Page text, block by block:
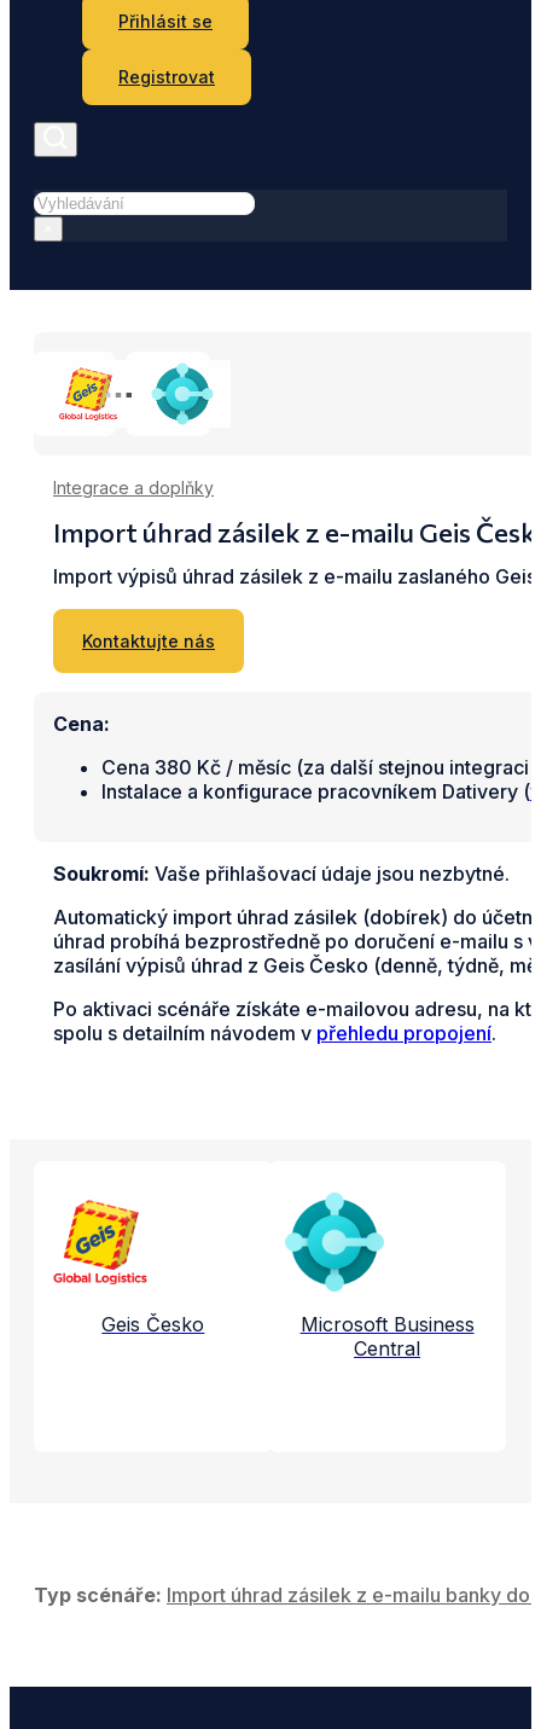
Přihlásit se
Registrovat
Hledat
Integrace a doplňky
Import úhrad zásilek z e-mailu Geis
Import výpisů úhrad zásilek z e-mailu zaslaného
Kontaktujte nás
Cena:
Cena 380 Kč / měsíc (za další stejnou integraci
Instalace a konfigurace pracovníkem Dativery (
Soukromí: Vaše přihlašovací údaje jsou nezbytné.
Automatický import úhrad zásilek (dobírek) do
úhrad probíhá bezprostředně po doručení e-mailu s
zasílání výpisů úhrad z Geis Česko (denně, týdně,
Po aktivaci scénáře získáte e-mailovou adresu, na
spolu s detailním návodem v přehledu propojení.
Propojené aplikace a služby
Geis Česko
Microsoft Business
Central
Typ scénáře: Import úhrad zásilek z e-mailu banky do